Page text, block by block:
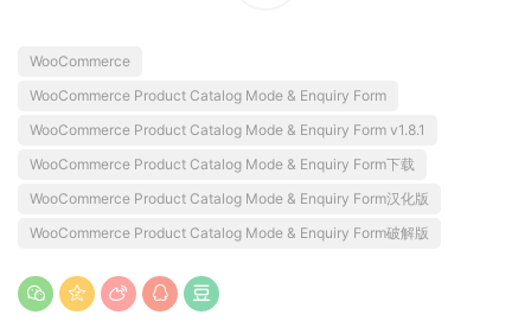
WooCommerce
WooCommerce Product Catalog Mode & Enquiry Form
WooCommerce Product Catalog Mode & Enquiry Form v1.8.1
WooCommerce Product Catalog Mode & Enquiry Form下载
WooCommerce Product Catalog Mode & Enquiry Form汉化版
WooCommerce Product Catalog Mode & Enquiry Form破解版